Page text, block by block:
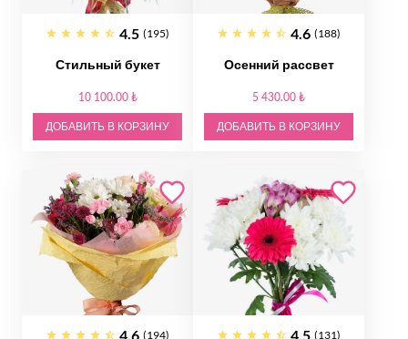
4.5 (195)
Стильный букет
10 100.00 ₺
ДОБАВИТЬ В КОРЗИНУ
4.6 (188)
Осенний рассвет
5 430.00 ₺
ДОБАВИТЬ В КОРЗИНУ
4.6 (194) 4.5 (131)